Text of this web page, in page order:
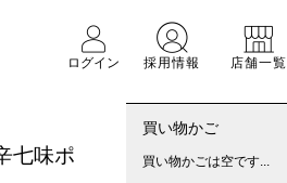
ログイン
採用情報 店舗一覧
七味ポ
買い物かご
買い物かごは空です...